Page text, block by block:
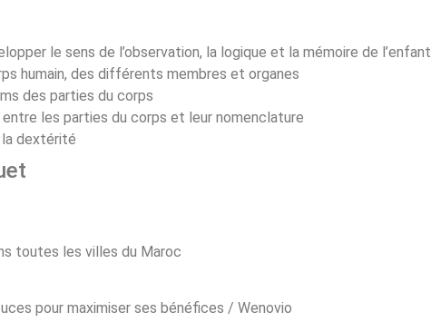
le sens de l’observation, la logique et la mémoire de l’enfant.
humain, des différents membres et organes
des parties du corps
entre les parties du corps et leur nomenclature
dextérité
toutes les villes du Maroc